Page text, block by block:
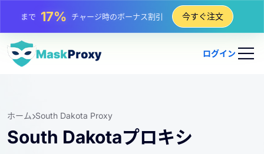
まで25%静的 IP 購入の割引
まで 81%
今すぐ注文
ログイン
ホーム South Dakota Proxy
South Dakotaプロキシ